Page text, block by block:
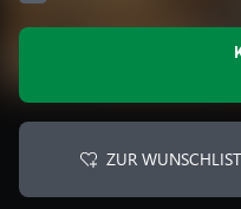
ZUR